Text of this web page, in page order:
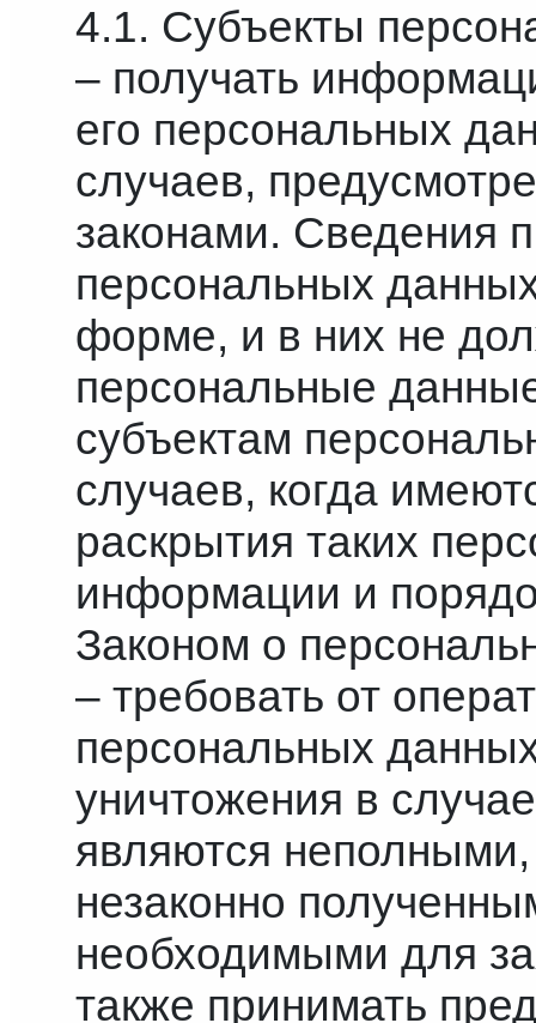
4.1. Субъекты
– получать
его персональных
случаев,
законами. Сведения
персональных
форме, и в них не
персональные
субъектам
случаев, когда
раскрытия таких
информации и
Законом о
– требовать от
персональных
уничтожения в
являются
незаконно
необходимыми для
также принимать